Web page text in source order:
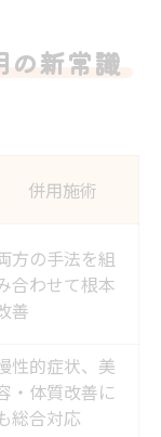
表
め方
要
化するコツ
化一覧
実感
効果
の新常識
併用施術
方の手法を組
合わせて根本
善
性的症状、美
・体質改善に
総合対応